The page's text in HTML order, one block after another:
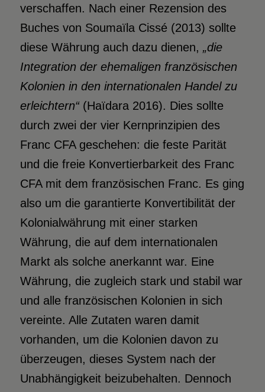
verschaffen. Nach einer Rezension des
Buches von Soumaïla Cissé (2013) sollte
diese Währung auch dazu dienen, „die
Integration der ehemaligen französischen
Kolonien in den internationalen Handel zu
erleichtern“(Haïdara 2016). Dies sollte
durch zwei der vier Kernprinzipien des
Franc CFA geschehen: die feste Parität
und die freie Konvertierbarkeit des Franc
CFA mit dem französischen Franc. Es ging
also um die garantierte Konvertibilität der
Kolonialwährung mit einer starken
Währung, die auf dem internationalen
Markt als solche anerkannt war. Eine
Währung, die zugleich stark und stabil war
und alle französischen Kolonien in sich
vereinte. Alle Zutaten waren damit
vorhanden, um die Kolonien davon zu
überzeugen, dieses System nach der
Unabhängigkeit beizubehalten. Dennoch